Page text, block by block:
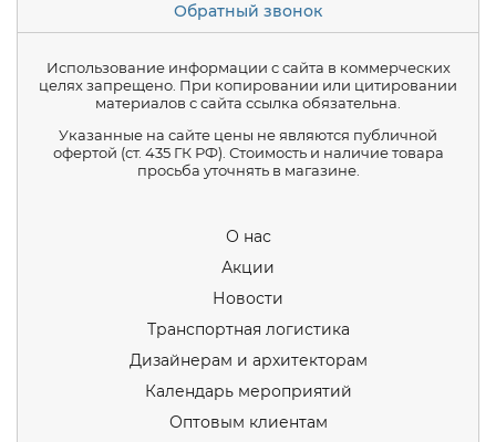
Обратный звонок
Использование информации с сайта в коммерческих
целях запрещено. При копировании или цитировании
материалов с сайта ссылка обязательна.
Указанные на сайте цены не являются публичной
офертой (ст. 435 ГК РФ). Стоимость и наличие товара
просьба уточнять в магазине.
О нас
Акции
Новости
Транспортная логистика
Дизайнерам и архитекторам
Календарь мероприятий
Оптовым клиентам